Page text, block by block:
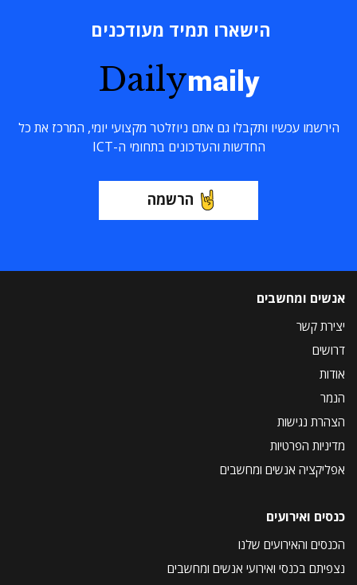
הישארו תמיד מעודכנים
Dailymaily
הירשמו עכשיו ותקבלו גם אתם ניוזלטר מקצועי יומי, המרכז את כל
החדשות והעדכונים בתחומי ה-ICT
הרשמה
אנשים ומחשבים
יצירת קשר
דרושים
אודות
הנמר
הצהרת נגישות
מדיניות הפרטיות
אפליקציה אנשים ומחשבים
כנסים ואירועים
הכנסים והאירועים שלנו
נצפיתם בכנסי ואירועי אנשים ומחשבים